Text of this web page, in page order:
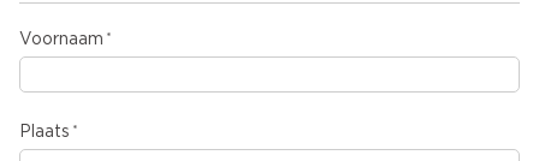
Voornaam
Plaats